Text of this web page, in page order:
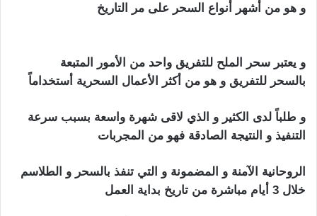
و هو من أشهر أنواع السحر على مر التاريخ
و يعتبر سحر الملح للتفريق واحد من الأمور المتبعة
بالسحر للتفريق و هو من أكثر الأعمال السحرية أستخداماً
و طلباً لدى الكثير و الذي لاقى شهرة واسعة بسبب سرعة
التنفيذ و النتيجة الصادقة فهو من المجربات
الروحانية الآمنة و المضمونة و التي تنفذ بالسحر و الطلاسم
خلال 3 أيام مباشرة من تاريخ بداية العمل